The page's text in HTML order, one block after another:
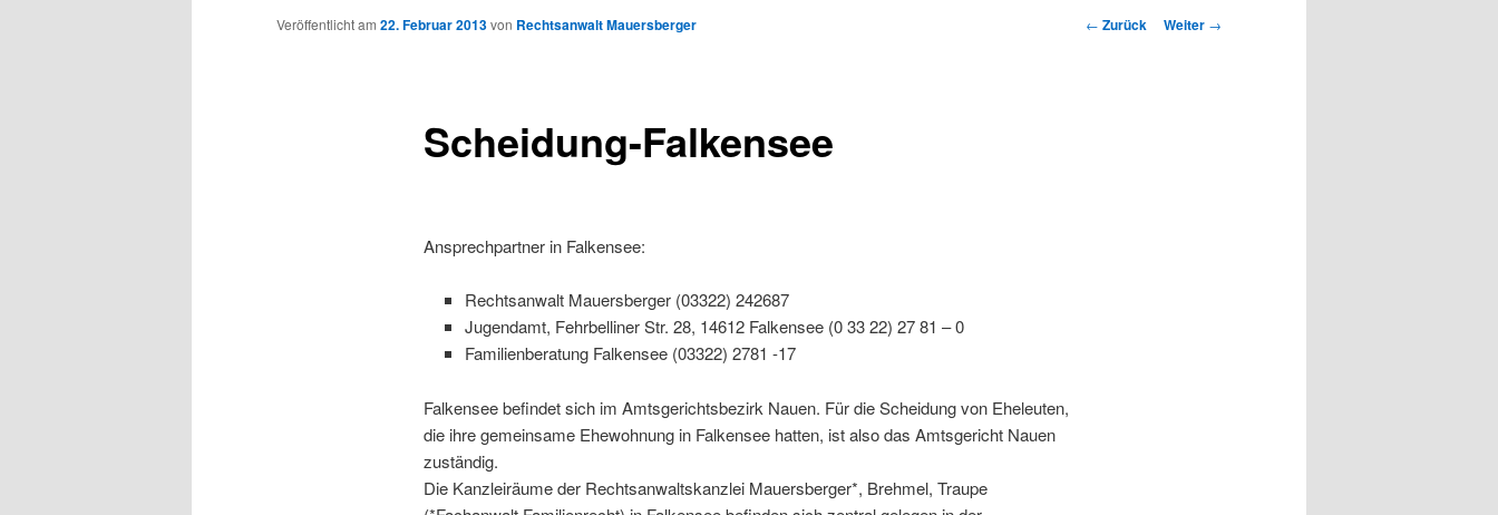
Beitragsnavigation
← Zurück Weiter →
Scheidung-Falkensee
Veröffentlicht am 22. Februar 2013von Rechtsanwalt Mauersberger
Ansprechpartner in Falkensee:
Rechtsanwalt Mauersberger (03322) 242687
Jugendamt, Fehrbelliner Str. 28, 14612 Falkensee (0 33 22) 27 81 – 0
Familienberatung Falkensee (03322) 2781 -17
Falkensee befindet sich im Amtsgerichtsbezirk Nauen. Für die Scheidung von Eheleuten,
die ihre gemeinsame Ehewohnung in Falkensee hatten, ist also das Amtsgericht Nauen
zuständig.
Die Kanzleiräume der Rechtsanwaltskanzlei Mauersberger*, Brehmel, Traupe